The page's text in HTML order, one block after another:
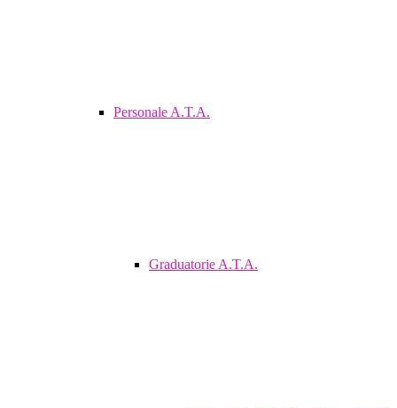
Personale A.T.A.
Graduatorie A.T.A.